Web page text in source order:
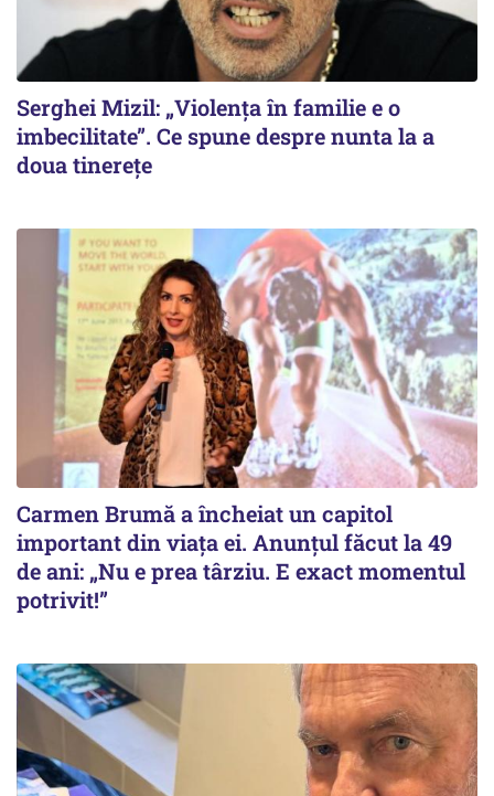
Serghei Mizil: „Violența în familie e o
imbecilitate”. Ce spune despre nunta la a
doua tinerețe
Carmen Brumă a încheiat un capitol
important din viața ei. Anunțul făcut la 49
de ani: „Nu e prea târziu. E exact momentul
potrivit!”